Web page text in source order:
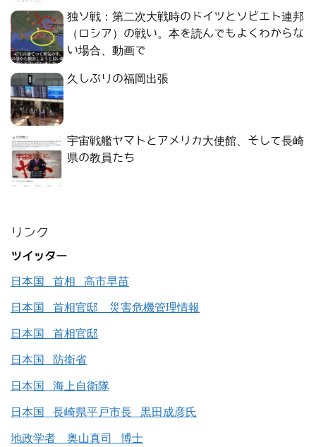
独ソ戦：第二次大戦時のドイツとソビエト連邦
（ロシア）の戦い。本を読んでもよくわからな
い場合、動画で
久しぶりの福岡出張
宇宙戦艦ヤマトとアメリカ大使館、そして長崎
県の教員たち
リンク
ツイッター
日本国 首相 高市早苗
日本国 首相官邸 災害危機管理情報
日本国 首相官邸
日本国 防衛省
日本国 海上自衛隊
日本国 長崎県平戸市長 黒田成彦氏
地政学者 奥山真司 博士